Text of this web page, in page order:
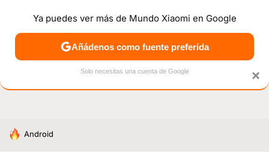
NOTICIAS MÓVILES TUTORIALES OFERTAS
HOY SE HABLA DE
Android
×
Ya puedes ver más de Mundo Xiaomi en Google
Añádenos como fuente preferida
Solo necesitas una cuenta de Google